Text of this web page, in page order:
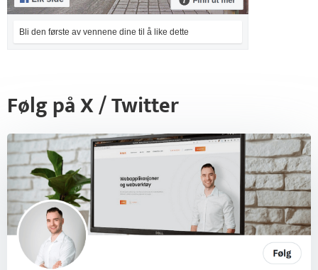
Bli den første av vennene dine til å like dette
Følg på X / Twitter